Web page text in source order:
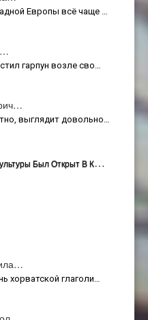
Европы всё чаще …
гарпун возле сво…
выглядит довольно…
Ц
Ентр Хорватского Языка И Культуры Был Открыт В Киеве
хорватской глаголи…